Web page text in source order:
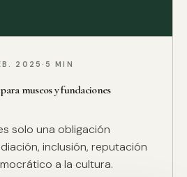
2025 · 5 MIN
museos y fundaciones
solo una obligación
inclusión, reputación
a la cultura.